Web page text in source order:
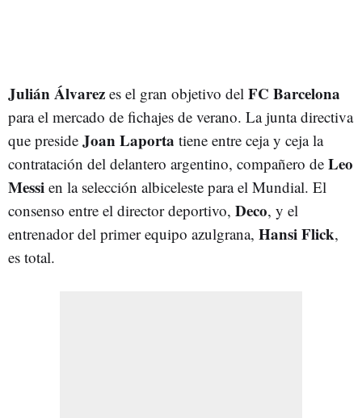
JuliánÁlvarez es el gran objetivo del FC Barcelona
para el mercado de fichajes de verano. La junta directiva
que preside JoanLaporta tiene entre ceja y ceja la
contratación del delantero argentino, compañero de Leo
Messi en la selección albiceleste para el Mundial. El
consenso entre el director deportivo, Deco, y el
entrenador del primer equipo azulgrana, HansiFlick,
es total.